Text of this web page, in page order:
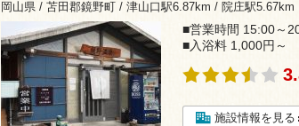
岡山県 / 苫田郡鏡野町 / 津山口駅6.87km / 院庄駅5.67km
■営業時間 15:00～
■入浴料 1,000円～
施設情報を見る